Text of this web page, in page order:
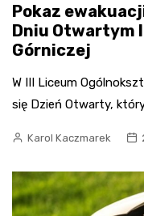
Pokaz
Dniu Otwartym
Górniczej
W III Liceum
się Dzień Otwarty,
Karol Kaczmarek